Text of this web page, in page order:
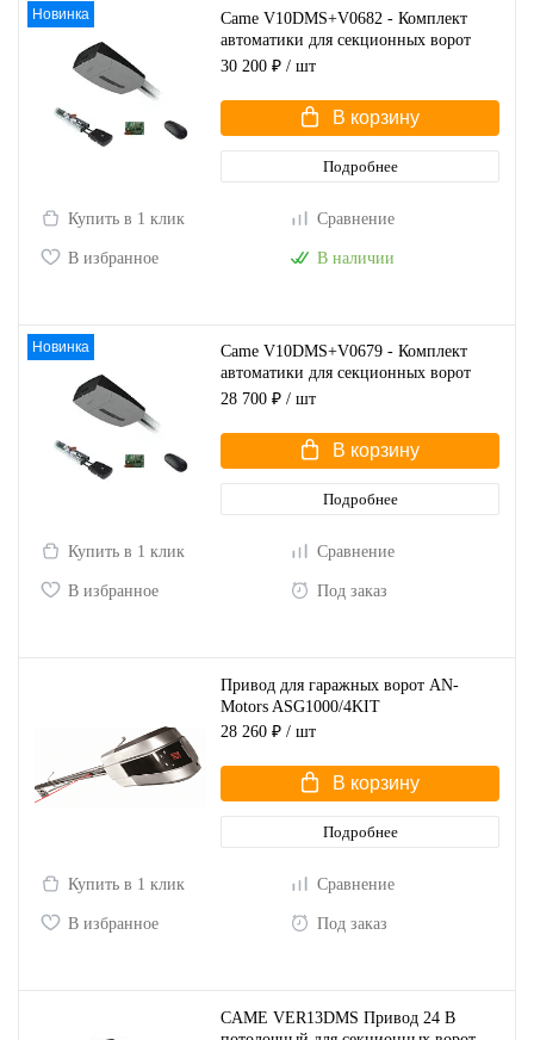
Новинка
Came V10DMS+V0682 - Комплект
автоматики для секционных ворот
высотой до 2,7 м
30 200 ₽ / шт
В корзину
Подробнее
Купить в 1 клик Сравнение
В избранное В наличии
Новинка
Came V10DMS+V0679 - Комплект
автоматики для секционных ворот
высотой до 2,25 м
28 700 ₽ / шт
В корзину
Подробнее
Купить в 1 клик Сравнение
В избранное Под заказ
Привод для гаражных ворот AN-
Motors ASG1000/4KIT
28 260 ₽ / шт
В корзину
Подробнее
Купить в 1 клик Сравнение
В избранное Под заказ
CAME VER13DMS Привод 24 В